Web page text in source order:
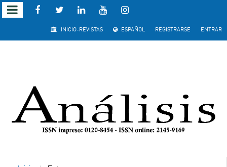
Salto rápido al contenido de la página
Navegación principal
INICIO-REVISTAS ESPAÑOL REGISTRARSE ENTRAR